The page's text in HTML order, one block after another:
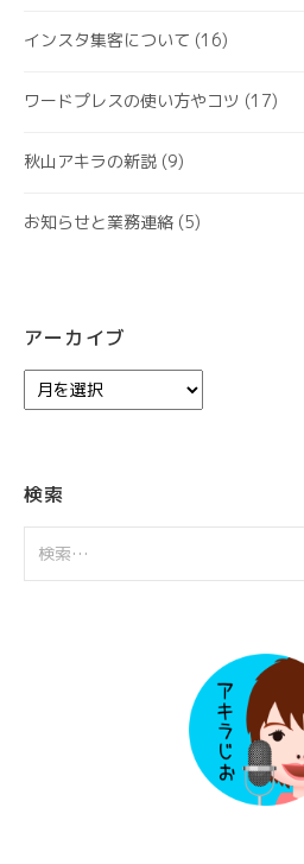
インスタ集客について (16)
ワードプレスの使い方やコツ (17)
秋山アキラの新説 (9)
お知らせと業務連絡 (5)
アーカイブ
ー
ブ
検索
索: